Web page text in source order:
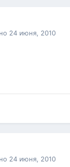
24 июня, 2010
24 июня, 2010